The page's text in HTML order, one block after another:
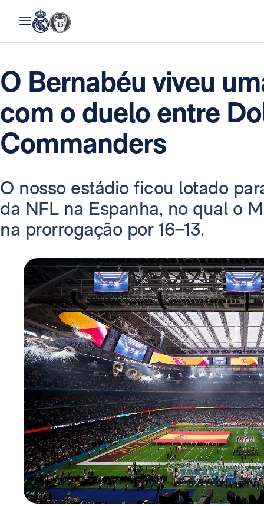
O Bernabéu viveu
com o duelo entre
Commanders
O nosso estádio ficou lotado
da NFL na Espanha, no qual o
na prorrogação por 16–13.